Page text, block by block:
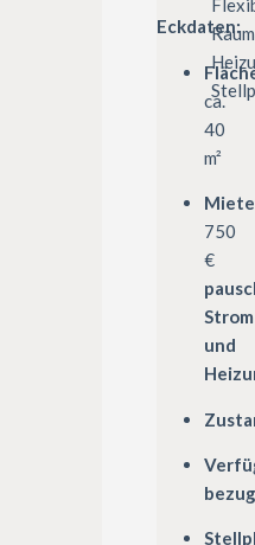
Eckdaten:
ca.
40
m²
750
€
Strom
und